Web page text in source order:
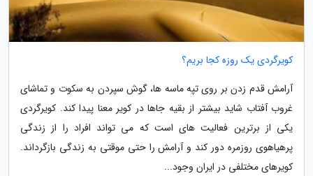
کویرگردی یک روزه کجا بریم؟
آرامش قدم زدن بر روی تپه ماسه ها، گوش سپردن به سکوت و تماشای
غروب آفتاب شاید بیشتر از بقیه جاها در کویر معنا پیدا کند. کویرگردی
یکی از برترین فعالیت های است که می تواند افراد را از زندگی
پرهیاهوی روزمره دور کند و آرامش را حتی موقتی به زندگی بازگرداند.
کویرهای مختلفی در ایران وجود...